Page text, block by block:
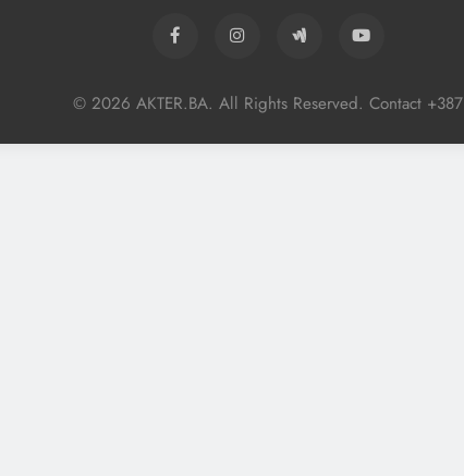
© 2026 AKTER.BA. All Rights Reserved. Contact +387